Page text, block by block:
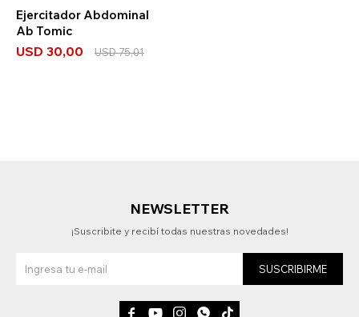
Ejercitador Abdominal
Ab Tomic
USD 30,00 USD75,01
NEWSLETTER
¡Suscribite y recibí todas nuestras novedades!
SUSCRIBIRME
    